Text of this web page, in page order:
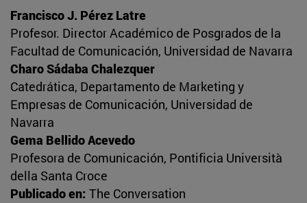
Francisco J. Pérez Latre
Profesor. Director Académico de Posgrados de la
Facultad de Comunicación, Universidad de Navarra
Charo Sádaba Chalezquer
Catedrática, Departamento de Marketing y
Empresas de Comunicación, Universidad de
Navarra
Gema Bellido Acevedo
Profesora de Comunicación, Pontificia Università
della Santa Croce
Publicado en: The Conversation